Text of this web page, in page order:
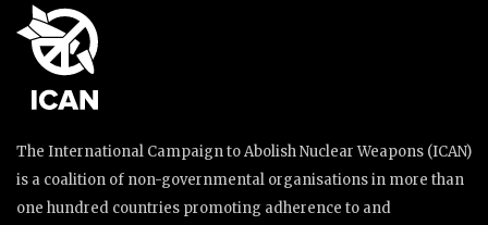
The International Campaign to Abolish Nuclear Weapons (ICAN)
is a coalition of non-governmental organisations in more than
one hundred countries promoting adherence to and